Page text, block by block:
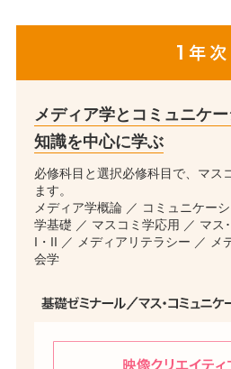
メディア学とコミュニケ
知識を中心に学ぶ
必修科目と選択必修科目で、マス
ます。
メディア学概論 ／ コミュニケー
学基礎 ／ マスコミ学応用 ／ マス
I・II ／ メディアリテラシー ／ メ
会学